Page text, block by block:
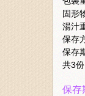
固形
湯汁
保存
保存
共3份
保存